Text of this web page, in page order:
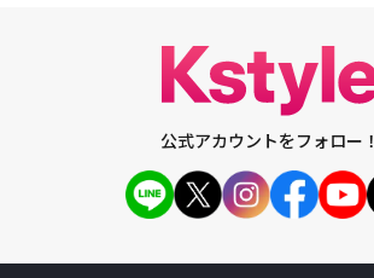
公式アカウントをフォロー！